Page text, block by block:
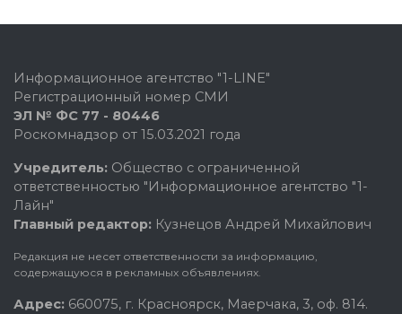
Информационное агентство "1-LINE"
Регистрационный номер СМИ
ЭЛ № ФС 77 - 80446
Роскомнадзор от 15.03.2021 года
Учредитель: Общество с ограниченной
ответственностью "Информационное агентство "1-
Лайн"
Главный редактор: Кузнецов Андрей Михайлович
Редакция не несет ответственности за информацию,
содержащуюся в рекламных объявлениях.
Адрес: 660075, г. Красноярск, Маерчака, 3, оф. 814.